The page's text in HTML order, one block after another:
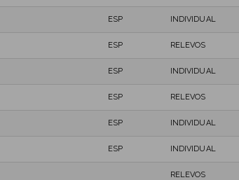
ESP INDIVIDUAL
ESP RELEVOS
ESP INDIVIDUAL
ESP RELEVOS
ESP INDIVIDUAL
ESP INDIVIDUAL
RELEVOS